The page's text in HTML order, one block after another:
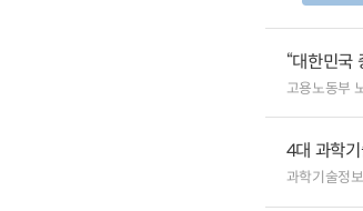
“대한민국
고용노동부
4대 과학
과학기술정